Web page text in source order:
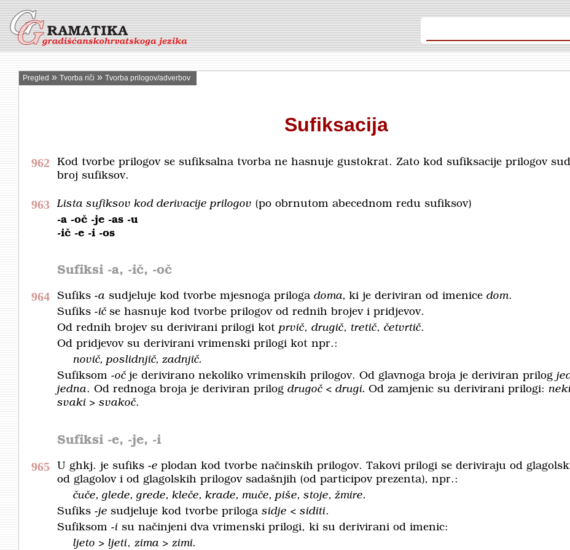
Pregled » Tvorba riči » Tvorba prilogov/adverbov
Sufiksacija
962
Kod tvorbe prilogov se sufiksalna tvorba ne hasnuje gustokrat. Zato kod sufiksacije prilogov
broj sufiksov.
963 Lista sufiksov kod derivacije prilogov (po obrnutom abecednom redu sufiksov)
-a -oč -je -as -u
-ič -e -i -os
Sufiksi -a, -ič, -oč
964 Sufiks -a sudjeluje kod tvorbe mjesnoga priloga doma, ki je deriviran od imenice dom.
Sufiks -ič se hasnuje kod tvorbe prilogov od rednih brojev i pridjevov.
Od rednih brojev su derivirani prilogi kot prvič, drugič, tretič, četvrtič.
Od pridjevov su derivirani vrimenski prilogi kot npr.:
novič, poslidnjič, zadnjič.
Sufiksom -oč je derivirano nekoliko vrimenskih prilogov. Od glavnoga broja je deriviran prilog
jedna. Od rednoga broja je deriviran prilog drugoč < drugi. Od zamjenic su derivirani prilogi:
svaki > svakoč.
Sufiksi -e, -je, -i
965 U ghkj. je sufiks -e plodan kod tvorbe načinskih prilogov. Takovi prilogi se deriviraju od
od glagolov i od glagolskih prilogov sadašnjih (od participov prezenta), npr.:
čuče, glede, grede, kleče, krade, muče, piše, stoje, žmire.
Sufiks -je sudjeluje kod tvorbe priloga sidje < siditi.
Sufiksom -i su načinjeni dva vrimenski prilogi, ki su derivirani od imenic:
ljeto > ljeti,zima > zimi.